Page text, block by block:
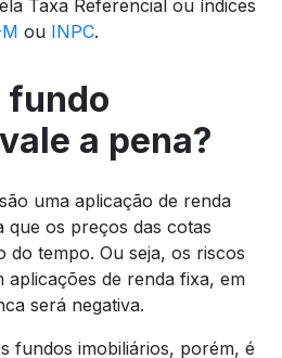
Taxa Referencial ou índices
ou INPC.
fundo
a pena?
uma aplicação de renda
que os preços das cotas
do tempo. Ou seja, os riscos
aplicações de renda fixa, em
será negativa.
fundos imobiliários, porém, é